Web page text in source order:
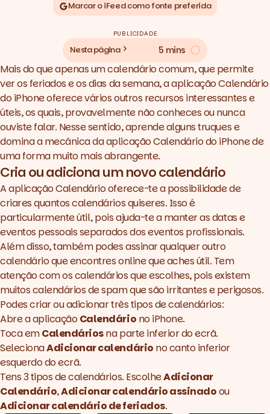
Marcar o iFeed como fonte preferida
PUBLICIDADE
Nesta página 5 mins
Mais do que apenas um calendário comum, que permite
ver os feriados e os dias da semana, a aplicação Calendário
do iPhone oferece vários outros recursos interessantes e
úteis, os quais, provavelmente não conheces ou nunca
ouviste falar. Nesse sentido, aprende alguns truques e
domina a mecânica da aplicação Calendário do iPhone de
uma forma muito mais abrangente.
Cria ou adiciona um novo calendário
A aplicação Calendário oferece-te a possibilidade de
criares quantos calendários quiseres. Isso é
particularmente útil, pois ajuda-te a manter as datas e
eventos pessoais separados dos eventos profissionais.
Além disso, também podes assinar qualquer outro
calendário que encontres online que aches útil. Tem
atenção com os calendários que escolhes, pois existem
muitos calendários de spam que são irritantes e perigosos.
Podes criar ou adicionar três tipos de calendários:
Abre a aplicaçãoCalendário no iPhone.
Toca emCalendáriosna parte inferior do ecrã.
SelecionaAdicionar calendário no canto inferior
esquerdo do ecrã.
Tens 3 tipos de calendários. EscolheAdicionar
Calendário,Adicionar calendário assinadoou
Adicionar calendário de feriados.